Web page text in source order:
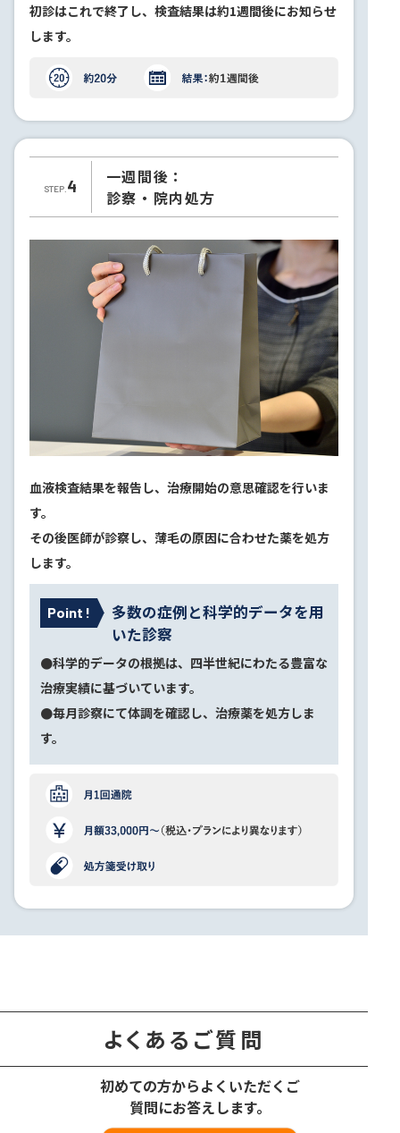
初診はこれで終了し、検査結果は約1週間後にお知らせ
します。
STEP. 4
一週間後：
診察・院内処方
血液検査結果を報告し、治療開始の意思確認を行いま
す。
その後医師が診察し、薄毛の原因に合わせた薬を処方
します。
Point !
多数の症例と科学的データを用
いた診察
●科学的データの根拠は、四半世紀にわたる豊富な
治療実績に基づいています。
●毎月診察にて体調を確認し、治療薬を処方しま
す。
よくあるご質問
初めての方からよくいただくご
質問にお答えします。